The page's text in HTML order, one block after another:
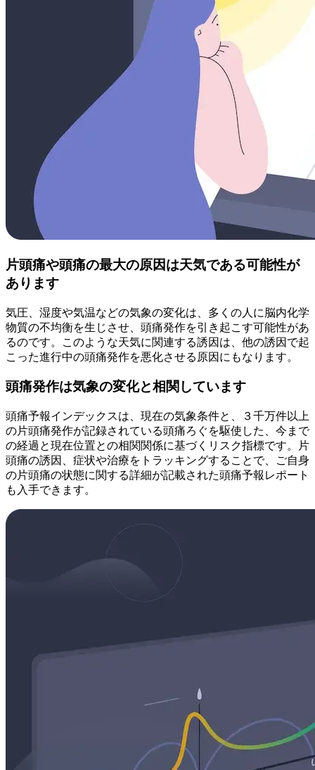
片頭痛や頭痛の最大の原因は天気である可能性が
あります
気圧、湿度や気温などの気象の変化は、多くの人に脳内化学
物質の不均衡を生じさせ、頭痛発作を引き起こす可能性があ
るのです。このような天気に関連する誘因は、他の誘因で起
こった進行中の頭痛発作を悪化させる原因にもなります。
頭痛発作は気象の変化と相関しています
頭痛予報インデックスは、現在の気象条件と、３千万件以上
の片頭痛発作が記録されている頭痛ろぐを駆使した、今まで
の経過と現在位置との相関関係に基づくリスク指標です。片
頭痛の誘因、症状や治療をトラッキングすることで、ご自身
の片頭痛の状態に関する詳細が記載された頭痛予報レポート
も入手できます。